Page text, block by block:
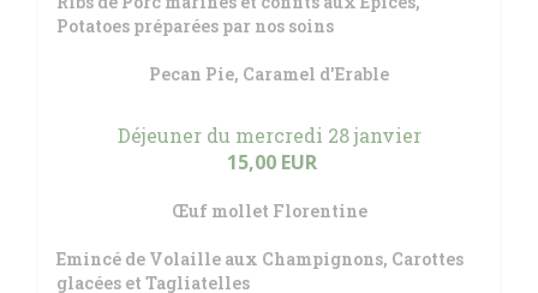
Potatoes préparées par nos soins
Pecan Pie, Caramel d'Erable
Déjeuner du mercredi 28 janvier
15,00 EUR
Œuf mollet Florentine
Emincé de Volaille aux Champignons, Carottes
glacées et Tagliatelles